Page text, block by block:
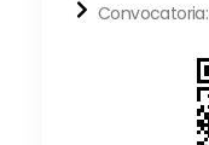
Convocatoria: